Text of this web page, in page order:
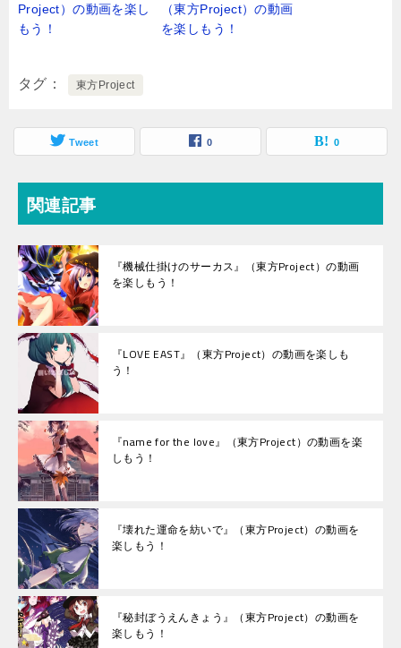
Project）の動画を楽し
もう！
（東方Project）の動画
を楽しもう！
タグ 東方Project
Tweet 0 0
関連記事
『機械仕掛けのサーカス』（東方Project）の動画
を楽しもう！
『LOVE EAST』（東方Project）の動画を楽しも
う！
『name for the love』（東方Project）の動画を楽
しもう！
『壊れた運命を紡いで』（東方Project）の動画を
楽しもう！
『秘封ぼうえんきょう』（東方Project）の動画を
楽しもう！